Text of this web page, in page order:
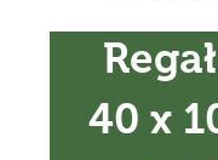
40 x